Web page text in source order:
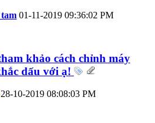
01-11-2019 09:36:02 PM
khảo cách chỉnh máy
dấu với ạ!
28-10-2019 08:08:03 PM